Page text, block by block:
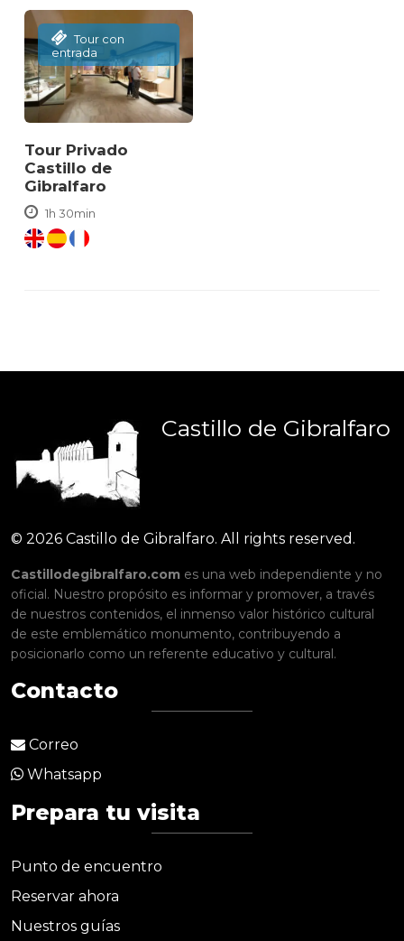
Tour con
entrada
Tour Privado
Castillo de
Gibralfaro
1h 30min
Castillo de Gibralfaro
© 2026 Castillo de Gibralfaro. All rights reserved.
Castillodegibralfaro.com es una web independiente y no
oficial. Nuestro propósito es informar y promover, a través
de nuestros contenidos, el inmenso valor histórico cultural
de este emblemático monumento, contribuyendo a
posicionarlo como un referente educativo y cultural.
Contacto
Correo
Whatsapp
Prepara tu visita
Punto de encuentro
Reservar ahora
Nuestros guías